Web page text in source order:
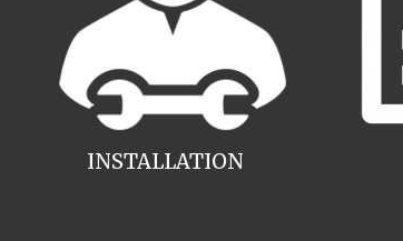
INSTALLATION